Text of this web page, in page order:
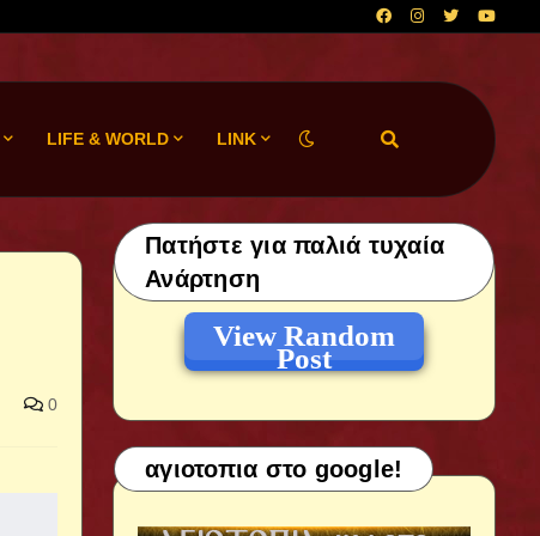
LIFE & WORLD LINK
0
Πατήστε για παλιά τυχαία
Ανάρτηση
View Random
Post
αγιοτοπια στο google!